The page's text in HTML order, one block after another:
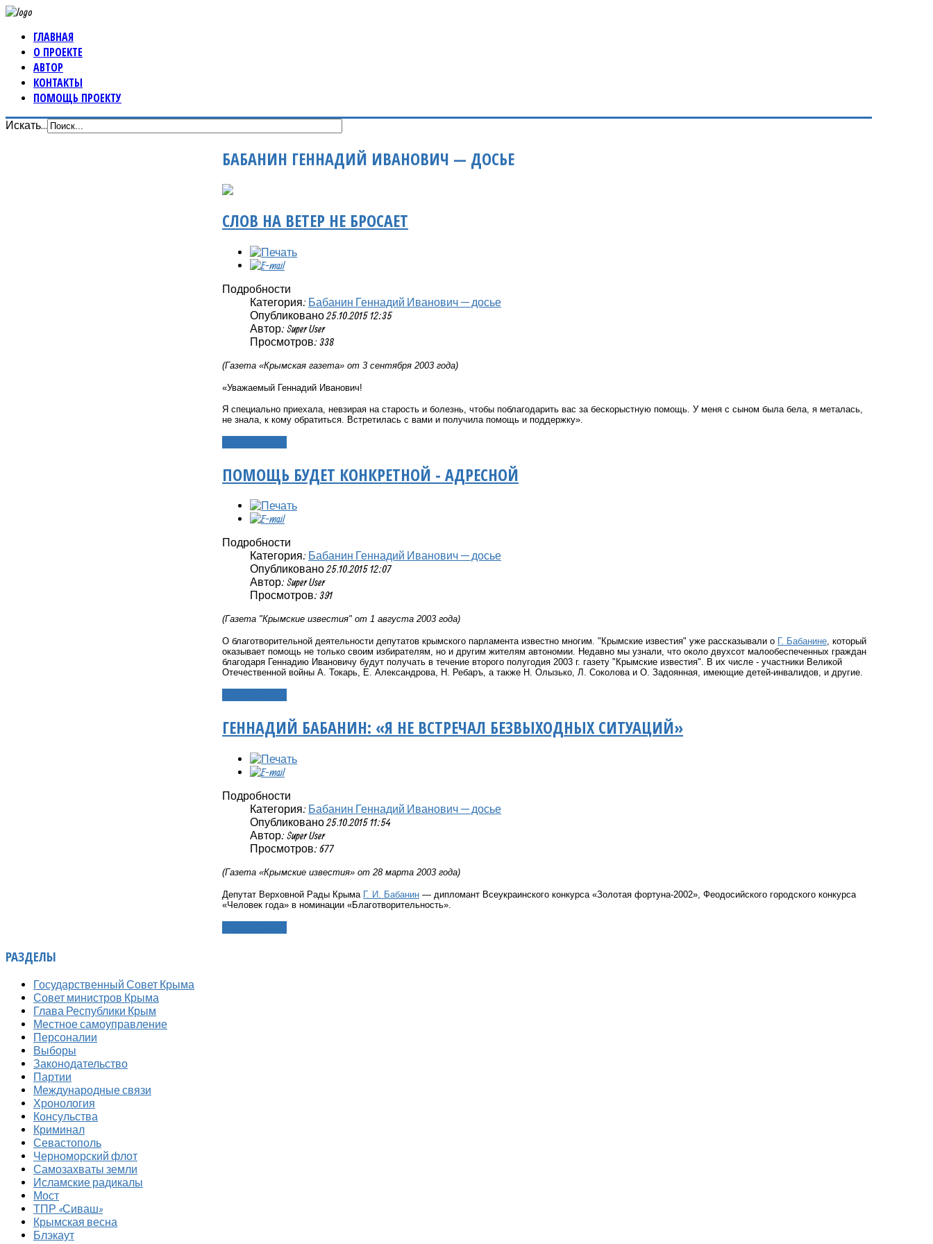
ГЛАВНАЯ
О ПРОЕКТЕ
АВТОР
КОНТАКТЫ
ПОМОЩЬ ПРОЕКТУ
Искать...
БАБАНИН ГЕННАДИЙ ИВАНОВИЧ — ДОСЬЕ
СЛОВ НА ВЕТЕР НЕ БРОСАЕТ
Подробности
Категория: Бабанин Геннадий Иванович — досье
Опубликовано 25.10.2015 12:35
Автор: Super User
Просмотров: 338
(Газета «Крымская газета» от 3 сентября 2003 года)
«Уважаемый Геннадий Иванович!
Я специально приехала, невзирая на старость и болезнь, чтобы поблагодарить вас за бескорыстную помощь. У меня с сыном была бела, я металась,
не знала, к кому обратиться. Встретилась с вами и получила помощь и поддержку».
ПОМОЩЬ БУДЕТ КОНКРЕТНОЙ - АДРЕСНОЙ
Подробности
Категория: Бабанин Геннадий Иванович — досье
Опубликовано 25.10.2015 12:07
Автор: Super User
Просмотров: 391
(Газета "Крымские известия" от 1 августа 2003 года)
О благотворительной деятельности депутатов крымского парламента известно многим. "Крымские известия" уже рассказывали о Г. Бабанине, который
оказывает помощь не только своим избирателям, но и другим жителям автономии. Недавно мы узнали, что около двухсот малообеспеченных граждан
благодаря Геннадию Ивановичу будут получать в течение второго полугодия 2003 г. газету "Крымские известия". В их числе - участники Великой
Отечественной войны А. Токарь, Е. Александрова, Н. Ребаръ, а также Н. Олызько, Л. Соколова и О. Задоянная, имеющие детей-инвалидов, и другие.
ГЕННАДИЙ БАБАНИН: «Я НЕ ВСТРЕЧАЛ БЕЗВЫХОДНЫХ СИТУАЦИЙ»
Подробности
Категория: Бабанин Геннадий Иванович — досье
Опубликовано 25.10.2015 11:54
Автор: Super User
Просмотров: 677
(Газета «Крымские известия» от 28 марта 2003 года)
Депутат Верховной Рады Крыма Г. И. Бабанин — дипломант Всеукраинского конкурса «Золотая фортуна-2002», Феодосийского городского конкурса
«Человек года» в номинации «Благотворительность».
РАЗДЕЛЫ
Государственный Совет Крыма
Совет министров Крыма
Глава Республики Крым
Местное самоуправление
Персоналии
Выборы
Законодательство
Партии
Международные связи
Хронология
Консульства
Криминал
Севастополь
Черноморский флот
Самозахваты земли
Исламские радикалы
Мост
ТПР «Сиваш»
Крымская весна
Блэкаут